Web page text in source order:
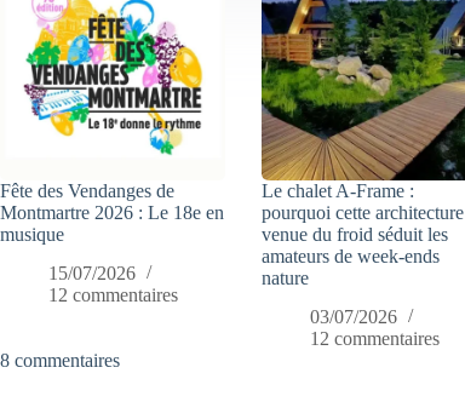
Fête des Vendanges de
Montmartre 2026 : Le 18e en
musique
15/07/2026
12 commentaires
Le chalet A-Frame :
pourquoi cette architecture
venue du froid séduit les
amateurs de week-ends
nature
03/07/2026
12 commentaires
8 commentaires